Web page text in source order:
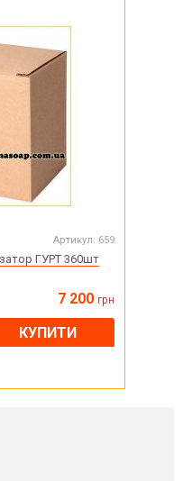
Артикул: 659
ГУРТ 360шт
7 200 грн
КУПИТИ